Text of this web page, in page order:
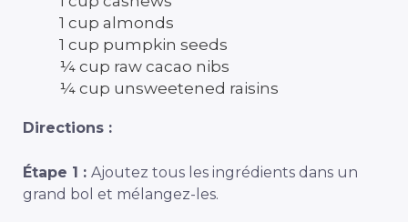
1 cup almonds
1 cup pumpkin seeds
¼ cup raw cacao nibs
¼ cup unsweetened raisins
Directions :
Étape 1 : Ajoutez tous les ingrédients dans un
grand bol et mélangez-les.